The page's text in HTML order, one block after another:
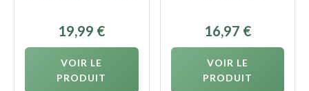
19,99 €
VOIR LE
PRODUIT
16,97 €
VOIR LE
PRODUIT